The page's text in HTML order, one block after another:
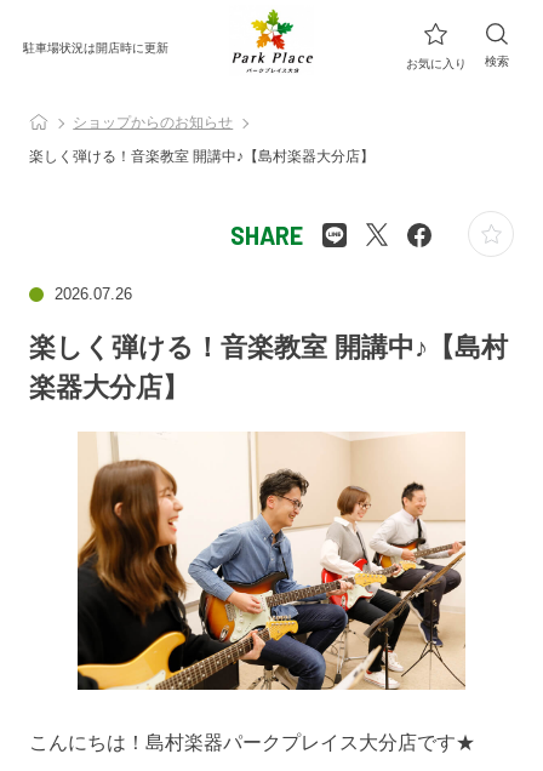
駐車場状況は開店時に更新
お気に入り
検索
ショップからのお知らせ
楽しく弾ける！音楽教室 開講中♪【島村楽器大分店】
SHARE
2026.07.26
楽しく弾ける！音楽教室 開講中♪【島村
楽器大分店】
こんにちは！島村楽器パークプレイス大分店です★